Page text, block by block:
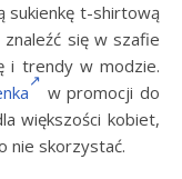
sukienkę t-shirtową
się w szafie
i trendy w modzie.
w promocji do
większości kobiet,
nie skorzystać.